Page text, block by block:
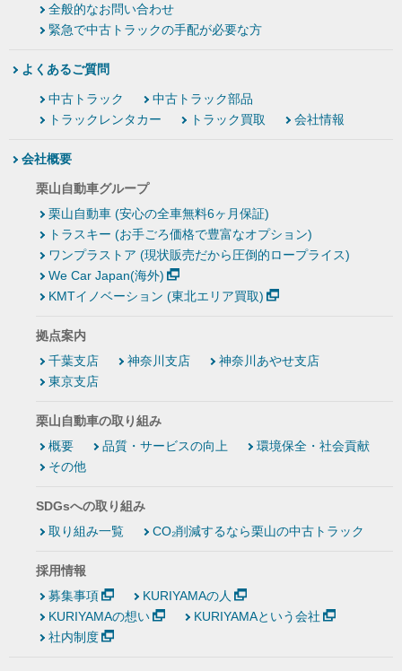
全般的なお問い合わせ
緊急で中古トラックの手配が必要な方
よくあるご質問
中古トラック
中古トラック部品
トラックレンタカー
トラック買取 会社情報
会社概要
栗山自動車グループ
栗山自動車 (安心の全車無料6ヶ月保証)
トラスキー (お手ごろ価格で豊富なオプション)
ワンプラストア (現状販売だから圧倒的ロープライス)
We Car Japan(海外)
KMTイノベーション (東北エリア買取)
拠点案内
千葉支店
神奈川支店
神奈川あやせ支店
東京支店
栗山自動車の取り組み
概要
品質・サービスの向上
環境保全・社会貢献
その他
SDGsへの取り組み
取り組み一覧
CO₂削減するなら栗山の中古トラック
採用情報
募集事項
KURIYAMAの人
KURIYAMAの想い
KURIYAMAという会社
社内制度